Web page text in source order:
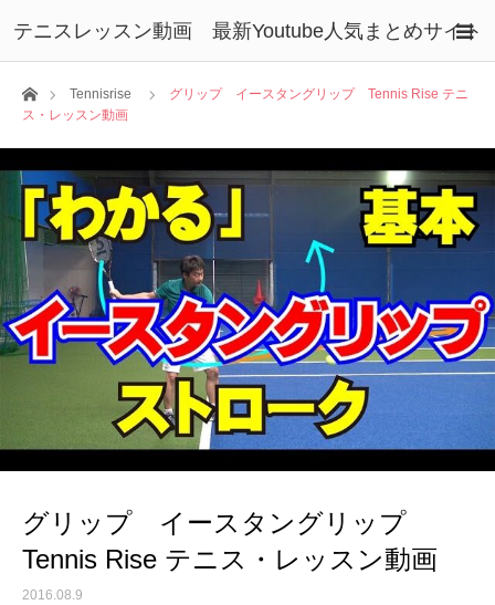
テニスレッスン動画 最新Youtube人気まとめサイト
ホームTennisrise
グリップ イースタングリップ Tennis Rise テニ
ス・レッスン動画
グリップ イースタングリップ
Tennis Rise テニス・レッスン動画
2016.08.9